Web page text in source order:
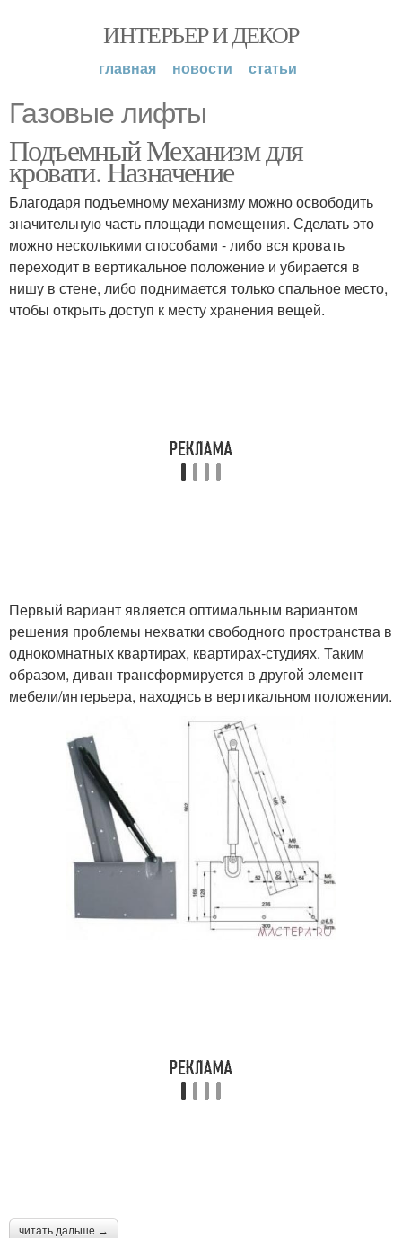
ИНТЕРЬЕР И ДЕКОР
главная новости статьи
Газовые лифты
Подъемный Механизм для
кровати. Назначение
Благодаря подъемному механизму можно освободить
значительную часть площади помещения. Сделать это
можно несколькими способами - либо вся кровать
переходит в вертикальное положение и убирается в
нишу в стене, либо поднимается только спальное место,
чтобы открыть доступ к месту хранения вещей.
Первый вариант является оптимальным вариантом
решения проблемы нехватки свободного пространства в
однокомнатных квартирах, квартирах-студиях. Таким
образом, диван трансформируется в другой элемент
мебели/интерьера, находясь в вертикальном положении.
читать дальше →